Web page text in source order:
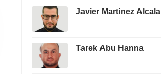
Javier Martinez Alcala
Tarek Abu Hanna